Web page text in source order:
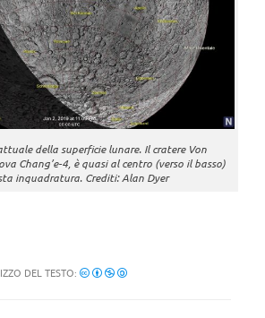
della superficie lunare. Il cratere Von
Chang’e-4, è quasi al centro (verso il basso)
inquadratura. Crediti: Alan Dyer
DEL TESTO: